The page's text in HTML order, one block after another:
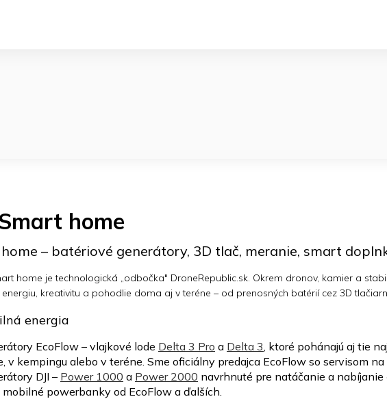
home
– batériové generátory, 3D tlač, meranie, smart
home je technologická „odbočka" DroneRepublic.sk. Okrem dronov, kamier a
kreativitu a pohodlie doma aj v teréne – od prenosných batérií cez 3D
energia
EcoFlow – vlajkové lode Delta 3 Pro a Delta 3 , ktoré pohánajú aj tie
v kempingu alebo v teréne. Sme oficiálny predajca EcoFlow so servisom na
DJI – Power 1000 a Power 2000 navrhnuté pre natáčanie a nabíjanie
powerbanky od EcoFlow a ďalších.